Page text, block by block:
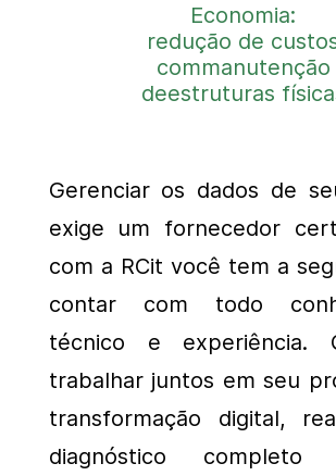
Economia:
redução de
commanutenção
deestruturas
Gerenciar os dados de
exige um fornecedor
com a RCit você tem a
contar com todo
técnico e experiência.
trabalhar juntos em seu
transformação digital,
diagnóstico